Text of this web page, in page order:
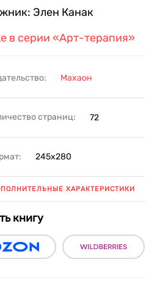
Элен Канак
в серии «Арт-терапия»
Махаон
страниц: 72
245х280
ХАРАКТЕРИСТИКИ
книгу